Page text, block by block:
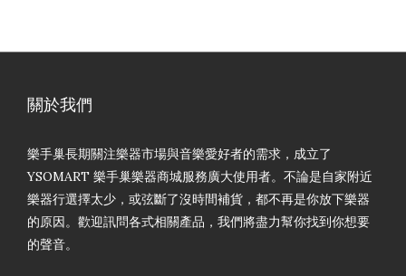
關於我們
樂手巢長期關注樂器市場與音樂愛好者的需求，成立了
YSOMART 樂手巢樂器商城服務廣大使用者。不論是自家附近
樂器行選擇太少，或弦斷了沒時間補貨，都不再是你放下樂器
的原因。歡迎訊問各式相關產品，我們將盡力幫你找到你想要
的聲音。